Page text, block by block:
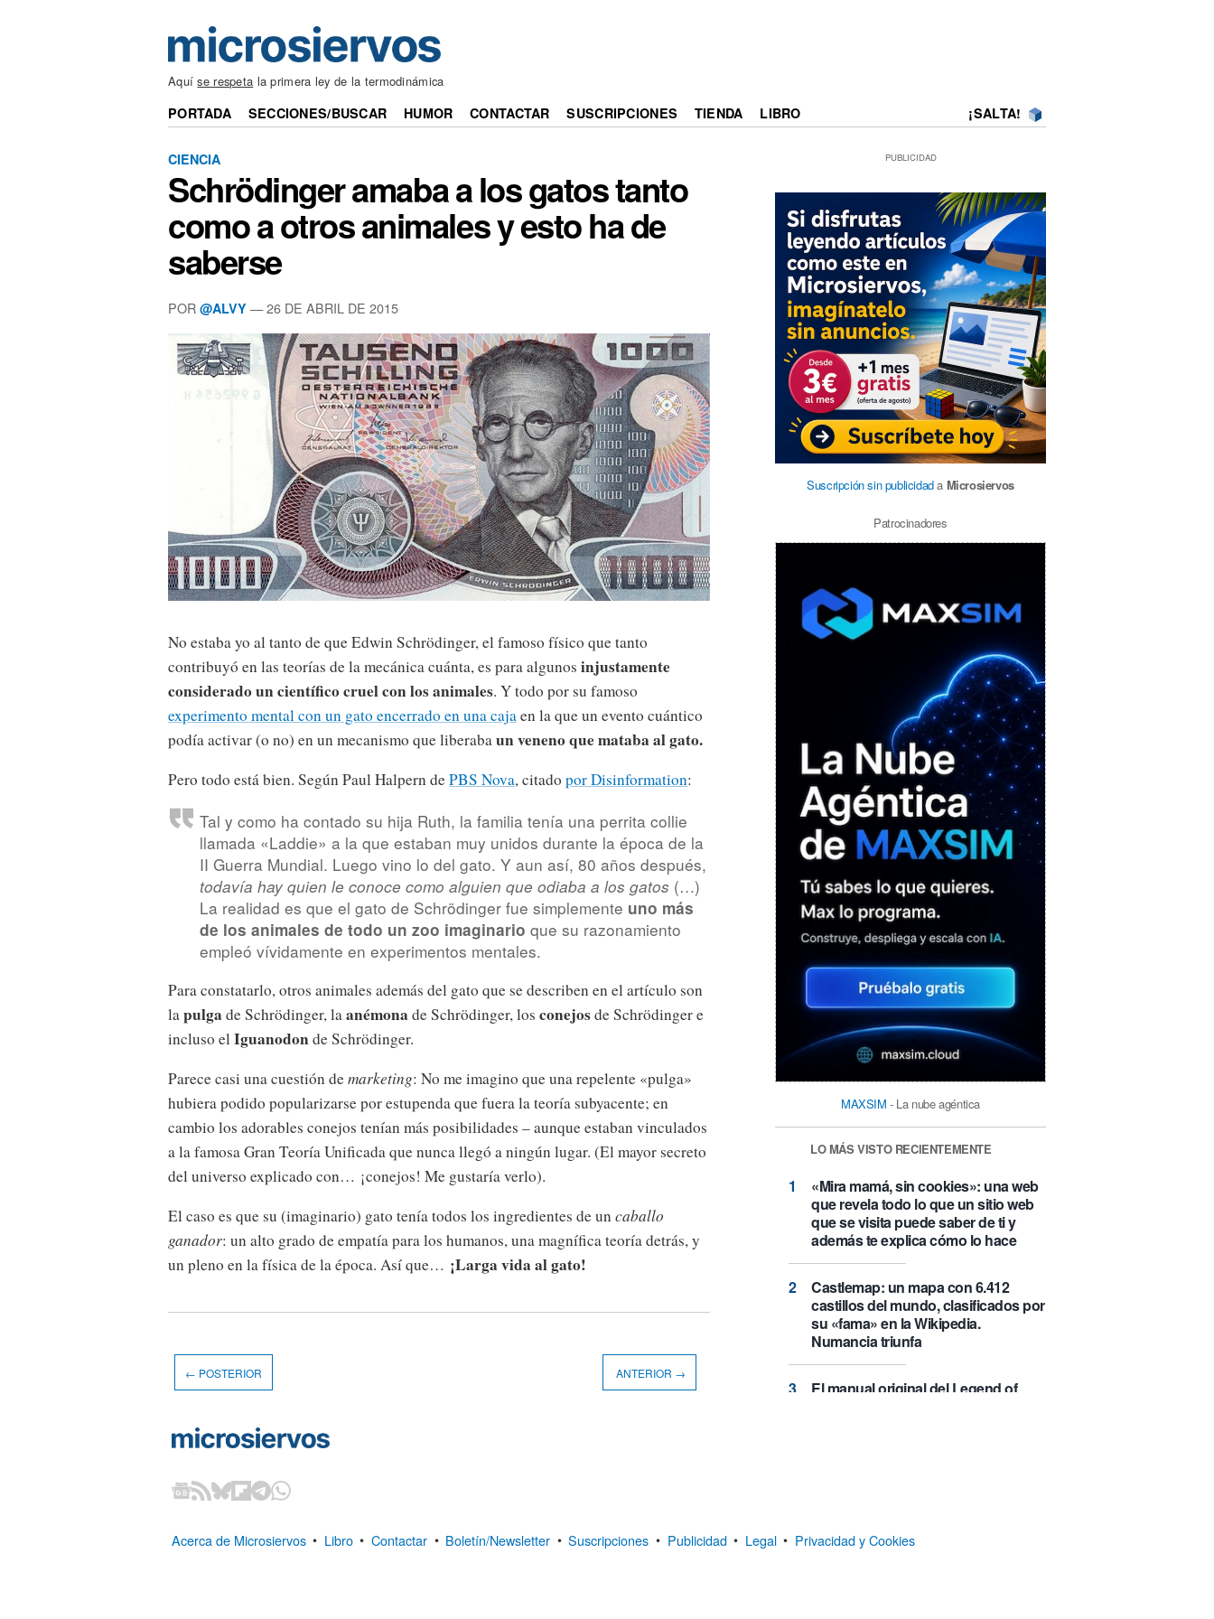
Aquíse respeta la primera ley de la termodinámica
PORTADA SECCIONES/BUSCAR HUMOR CONTACTAR SUSCRIPCIONES TIENDA LIBRO ¡SALTA!
CIENCIA
Schrödinger amaba a los gatos tanto
como a otros animales y esto ha de
saberse
POR @ALVY — 26 DE ABRIL DE 2015
No estaba yo al tanto de que Edwin Schrödinger, el famoso físico que tanto
contribuyó en las teorías de la mecánica cuánta, es para algunos injustamente
considerado un científico cruel con los animales. Y todo por su famoso
experimento mental con un gato encerrado en una cajaen la que un evento cuántico
podía activar (o no) en un mecanismo que liberaba un veneno que mataba al gato.
Pero todo está bien. Según Paul Halpern dePBS Nova, citado por Disinformation:
Tal y como ha contado su hija Ruth, la familia tenía una perrita collie
llamada «Laddie» a la que estaban muy unidos durante la época de la
II Guerra Mundial. Luego vino lo del gato. Y aun así, 80 años después,
todavía hay quien le conoce como alguien que odiaba a los gatos (…)
La realidad es que el gato de Schrödinger fue simplemente uno más
de los animales de todo un zoo imaginario que su razonamiento
empleó vívidamente en experimentos mentales.
Para constatarlo, otros animales además del gato que se describen en el artículo son
lapulga de Schrödinger, laanémona de Schrödinger, los conejosde Schrödinger e
incluso elIguanodonde Schrödinger.
Parece casi una cuestión demarketing: No me imagino que una repelente «pulga»
hubiera podido popularizarse por estupenda que fuera la teoría subyacente; en
cambio los adorables conejos tenían más posibilidades – aunque estaban vinculados
a la famosa Gran Teoría Unificada que nunca llegó a ningún lugar. (El mayor secreto
del universo explicado con… ¡conejos! Me gustaría verlo).
El caso es que su (imaginario) gato tenía todos los ingredientes de uncaballo
ganador: un alto grado de empatía para los humanos, una magnífica teoría detrás, y
un pleno en la física de la época. Así que… ¡Larga vida al gato!
PUBLICIDAD
Suscripción sin publicidada Microsiervos
Patrocinadores
MAXSIM - La nube agéntica
LO MÁS VISTO RECIENTEMENTE
«Mira mamá, sin cookies»: una web
que revela todo lo que un sitio web
que se visita puede saber de ti y
además te explica cómo lo hace
Castlemap: un mapa con 6.412
castillos del mundo, clasificados por
su «fama» en la Wikipedia.
Numancia triunfa
El manual original del Legend of
acoso que ha acabado costándoles
← POSTERIOR ANTERIOR →
Acerca de Microsiervos • Libro • Contactar • Boletín/Newsletter • Suscripciones • Publicidad • Legal • Privacidad y Cookies